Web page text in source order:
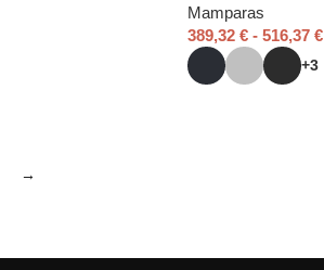
Mamparas
389,32€ - 516,37€
+3
→